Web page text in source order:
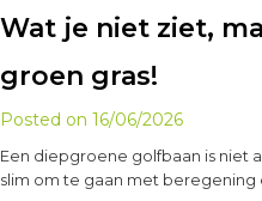
Wat je niet ziet,
groen gras!
Posted on 16/06/2026
Een diepgroene golfbaan is niet
slim om te gaan met beregening